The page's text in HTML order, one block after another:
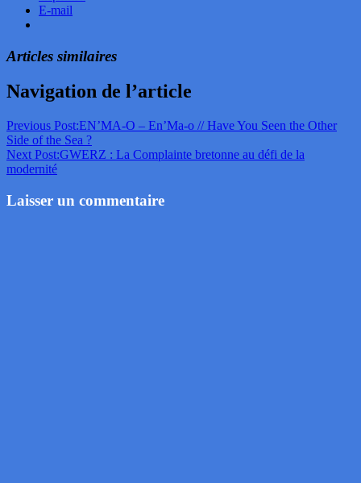
E-mail
Articles similaires
Navigation de l’article
Previous Post:EN’MA-O – En’Ma-o // Have You Seen the Other
Side of the Sea ?
Next Post:GWERZ : La Complainte bretonne au défi de la
modernité
Laisser un commentaire